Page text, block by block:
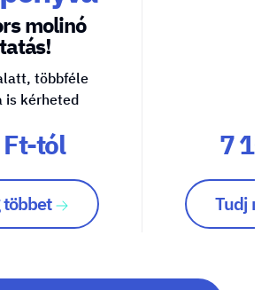
molinó
többféle
is kérheted
tól 7
Tudj